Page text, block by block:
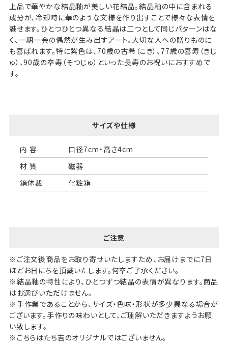
上品で華やかな結晶釉が美しい花結晶。結晶釉の中に含まれる
成分が、冷却時に華のような文様を作り出すことで様々な表情を
魅せます。ひとつひとつ異なる結晶は二つとして同じパターンはな
く、一期一会の偶然が生み出すアート。大切な人への贈りものに
も喜ばれます。特に紫色は、70歳の古希（こき）、77歳の喜寿（きじ
ゅ）、90歳の卒寿（そつじゅ）といった長寿のお祝いにおすすめで
す。
サイズや仕様
内 容
口径7cm・高さ4cm
材 質
磁器
箱体裁
化粧箱
ご注意
※ご注文後商品をお取り寄せいたしますため、お届けまでに7日
ほどお日にちを頂戴いたします。何卒ご了承ください。
※結晶釉の特性により、ひとつずつ結晶の表情が異なります。商品
はお選びいただけません。
※手作業であることから、サイズ・色味・形状が多少異なる場合が
ございます。手作りの味わいとして、ご理解いただきますようお願
い致します。
※こちらはたち吉のオリジナルではございません。